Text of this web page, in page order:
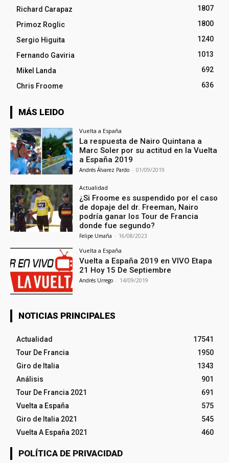
Richard Carapaz
1807
Primoz Roglic
1800
Sergio Higuita
1240
Fernando Gaviria
1013
Mikel Landa
692
Chris Froome
636
MÁS LEIDO
Vuelta a España
La respuesta de Nairo Quintana a
Marc Soler por su actitud en la Vuelta
a España 2019
Andrés Álvarez Pardo - 01/09/2019
Actualidad
¿Si Froome es suspendido por el caso
de dopaje del dr. Freeman, Nairo
podría ganar los Tour de Francia
donde fue segundo?
Felipe Umaña - 16/08/2023
Vuelta a España
Vuelta a España 2019 en VIVO Etapa
21 Hoy 15 De Septiembre
Andrés Urrego - 14/09/2019
NOTICIAS PRINCIPALES
Actualidad
17541
Tour De Francia
1950
Giro de Italia
1343
Análisis
901
Tour De Francia 2021
691
Vuelta a España
575
Giro de Italia 2021
545
Vuelta A España 2021
460
POLÍTICA DE PRIVACIDAD